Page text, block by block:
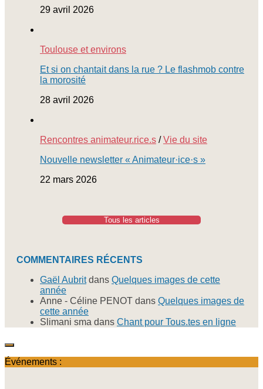
29 avril 2026
Toulouse et environs
Et si on chantait dans la rue ? Le flashmob contre
la morosité
28 avril 2026
Rencontres animateur.rice.s /Vie du site
Nouvelle newsletter « Animateur·ice·s »
22 mars 2026
Tous les articles
COMMENTAIRES RÉCENTS
Gaël Aubritdans Quelques images de cette
année
Anne - Céline PENOT dans Quelques images de
cette année
Slimani sma dans Chant pour Tous.tes en ligne
Événements :